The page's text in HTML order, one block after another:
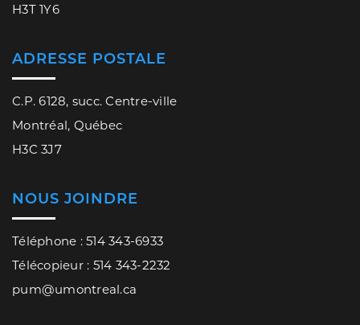
H3T 1Y6
ADRESSE POSTALE
C.P. 6128, succ. Centre-ville
Montréal, Québec
H3C 3J7
NOUS JOINDRE
Téléphone : 514 343-6933
Télécopieur : 514 343-2232
pum@umontreal.ca